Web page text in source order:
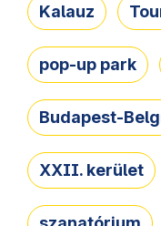
Kalauz
pop-up park
Budapest-
XXII. kerület